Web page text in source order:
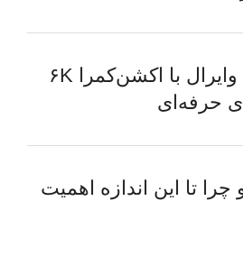
ساخت ویدیوهای وایرال با اکشن‌کمرا ۶K
حرفه‌ای
تا این اندازه اهمیت